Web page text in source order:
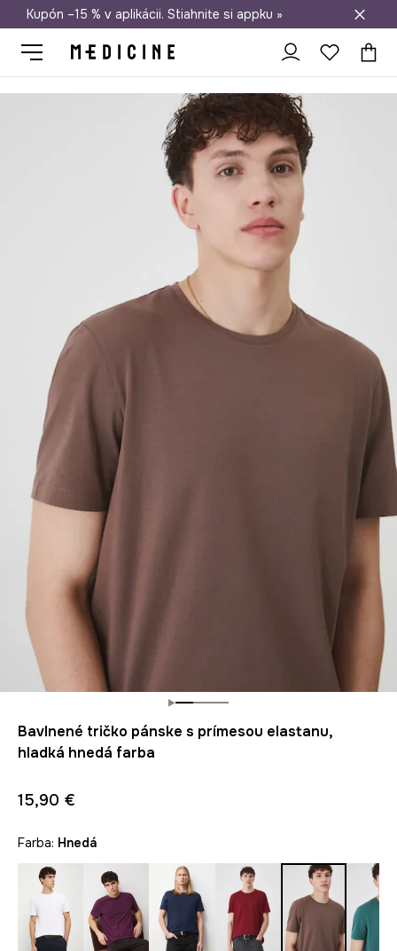
Doprava zadarmo od 50 €
Kupón –15 % v aplikácii. Stiahnite si appku »
Bavlnené tričko pánske s prímesou elastanu,
hladká hnedá farba
15,90 €
Farba: hnedá